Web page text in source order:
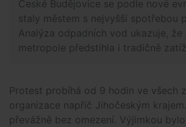
České Budějovice se podle nové
staly městem s nejvyšší spotřebou
Analýza odpadních vod ukazuje, že
metropole předstihla i tradičně
Protest probíhá od 9 hodin ve všech
organizace napříč Jihočeským
převážně bez omezení. Výjimkou